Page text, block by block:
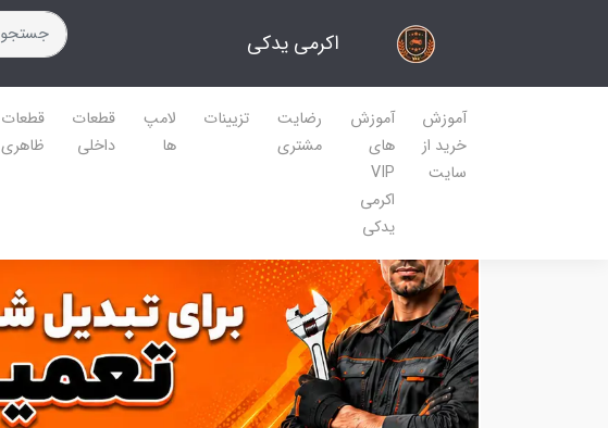
اکرمی یدکی
آموزش
خرید از
سایت
آموزش
های
VIP
اکرمی
یدکی
رضایت
مشتری
تزیینات
لامپ
ها
قطعات
داخلی
قطعات
ظاهری